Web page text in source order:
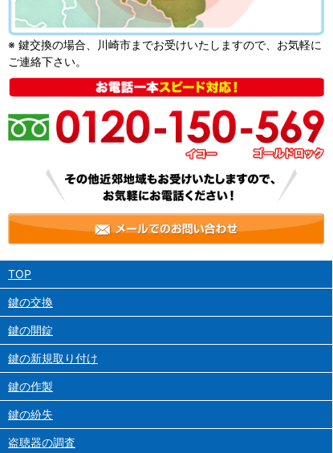
※ 鍵交換の場合、川崎市までお受けいたしますので、お気軽に
ご連絡下さい。
TOP
鍵の交換
鍵の開錠
鍵の新規取り付け
鍵の作製
鍵の紛失
盗聴器の調査